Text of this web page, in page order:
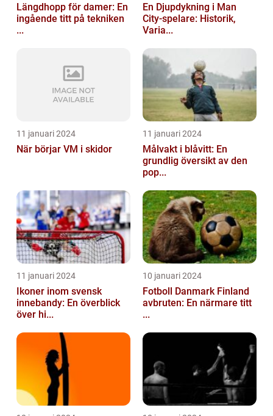
Längdhopp för damer: En
ingående titt på tekniken
...
En Djupdykning i Man
City-spelare: Historik,
Varia...
11 januari 2024
När börjar VM i skidor
11 januari 2024
Målvakt i blåvitt: En
grundlig översikt av den
pop...
11 januari 2024
Ikoner inom svensk
innebandy: En överblick
över hi...
10 januari 2024
Fotboll Danmark Finland
avbruten: En närmare titt
...